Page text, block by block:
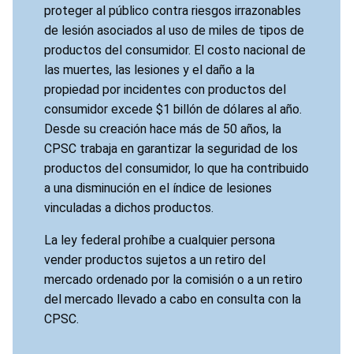
proteger al público contra riesgos irrazonables
de lesión asociados al uso de miles de tipos de
productos del consumidor. El costo nacional de
las muertes, las lesiones y el daño a la
propiedad por incidentes con productos del
consumidor excede $1 billón de dólares al año.
Desde su creación hace más de 50 años, la
CPSC trabaja en garantizar la seguridad de los
productos del consumidor, lo que ha contribuido
a una disminución en el índice de lesiones
vinculadas a dichos productos.
La ley federal prohíbe a cualquier persona
vender productos sujetos a un retiro del
mercado ordenado por la comisión o a un retiro
del mercado llevado a cabo en consulta con la
CPSC.